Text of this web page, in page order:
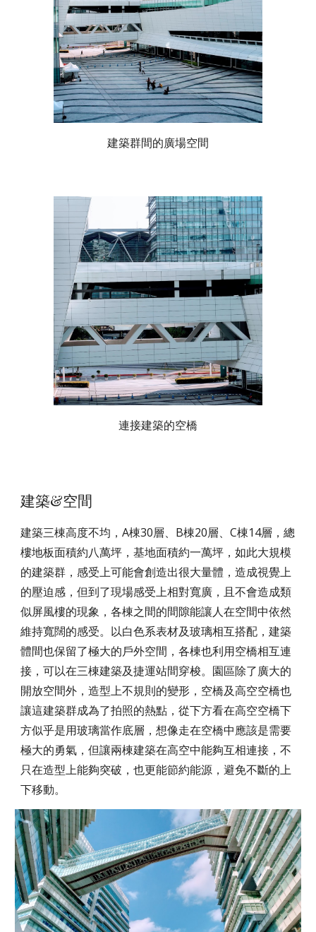
建築群間的廣場空間
連接建築的空橋
建築&空間
建築三棟高度不均，A棟30層、B棟20層、C棟14層，總
樓地板面積約八萬坪，基地面積約一萬坪，如此大規模
的建築群，感受上可能會創造出很大量體，造成視覺上
的壓迫感，但到了現場感受上相對寬廣，且不會造成類
似屏風樓的現象，各棟之間的間隙能讓人在空間中依然
維持寬闊的感受。以白色系表材及玻璃相互搭配，建築
體間也保留了極大的戶外空間，各棟也利用空橋相互連
接，可以在三棟建築及捷運站間穿梭。園區除了廣大的
開放空間外，造型上不規則的變形，空橋及高空空橋也
讓這建築群成為了拍照的熱點，從下方看在高空空橋下
方似乎是用玻璃當作底層，想像走在空橋中應該是需要
極大的勇氣，但讓兩棟建築在高空中能夠互相連接，不
只在造型上能夠突破，也更能節約能源，避免不斷的上
下移動。